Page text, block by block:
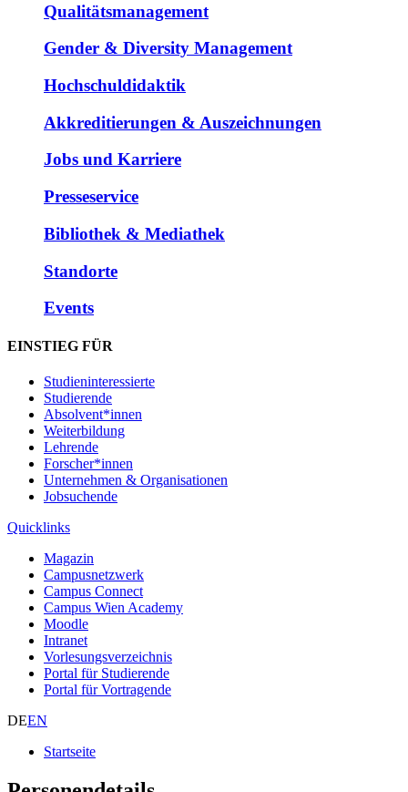
Qualitätsmanagement
Gender & Diversity Management
Hochschuldidaktik
Akkreditierungen & Auszeichnungen
Jobs und Karriere
Presseservice
Bibliothek & Mediathek
Standorte
Events
EINSTIEG FÜR
Studieninteressierte
Studierende
Absolvent*innen
Weiterbildung
Lehrende
Forscher*innen
Unternehmen & Organisationen
Jobsuchende
Quicklinks
Magazin
Campusnetzwerk
Campus Connect
Campus Wien Academy
Moodle
Intranet
Vorlesungsverzeichnis
Portal für Studierende
Portal für Vortragende
DEEN
Startseite